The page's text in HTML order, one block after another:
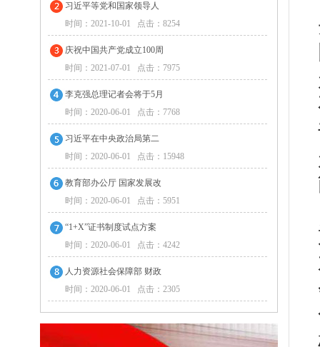
习近平等党和国家领导人
时间：2021-10-01 点击：8254
庆祝中国共产党成立100周
时间：2021-07-01 点击：7975
李克强总理记者会将于5月
时间：2020-06-01 点击：7768
习近平在中央政治局第二
时间：2020-06-01 点击：15948
教育部办公厅 国家发展改
时间：2020-06-01 点击：5951
“1+X”证书制度试点方案
时间：2020-06-01 点击：4242
人力资源社会保障部 财政
时间：2020-06-01 点击：2305